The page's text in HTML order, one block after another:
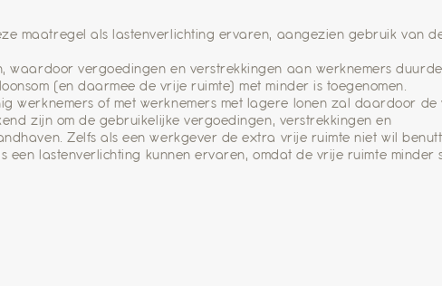
maatregel als lastenverlichting ervaren, aangezien gebruik van
waardoor vergoedingen en verstrekkingen aan werknemers
(en daarmee de vrije ruimte) met minder is toegenomen.
werknemers of met werknemers met lagere lonen zal daardoor de
zijn om de gebruikelijke vergoedingen, verstrekkingen en
Zelfs als een werkgever de extra vrije ruimte niet wil
een lastenverlichting kunnen ervaren, omdat de vrije ruimte minder